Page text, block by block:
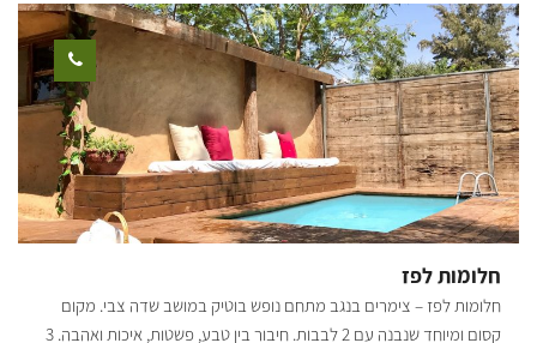
אפשר לתאם סדנה למתחילים (לא נדרש ידע קודם) או סדנה למתקדמים
שבה מתעמקים בטכניקות עיצוב סבונים. הסדנאות מועברות בקבוצות
קטנות ומלוות בכיבוד קל. הפעילות מתאימה למי שרוצה ללמוד להכין
סבונים וגם כפעילות מהנה עם חברות. אורך סדנה כשעתיים וחצי-שלוש.
הסדנה מתאימה לגילאי 20 ומעלה. באי הסדנה מוזמנים לסיור לימודי
בגינה. לבאי הסדנה 15% הנחה בחנות הבית. מחירים: 300 ש"ח
למשתתפ.ת בסדנה זוגית. 250 ש"ח למשתתפ.ת בסדנה של 3-5
משתתפים. [gallery columns="5"
ids="31030,31028,31026,31024,31022,31020,31014,31012,31010,31
008,31006,31002,31000,30998,31004" orderby="rand"]
חלומות לפז
חלומות לפז – צימרים בנגב מתחם נופש בוטיק במושב שדה צבי. מקום
קסום ומיוחד שנבנה עם 2 לבבות. חיבור בין טבע, פשטות, איכות ואהבה. 3